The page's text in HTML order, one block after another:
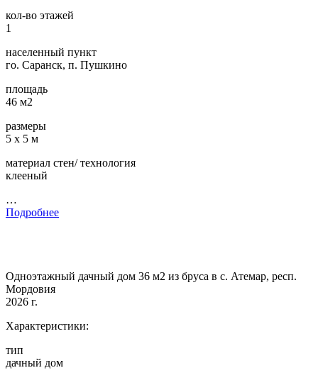
кол-во этажей
1
населенный пункт
го. Саранск, п. Пушкино
площадь
46 м2
размеры
5 х 5 м
материал стен/ технология
клееный
…
Подробнее
Одноэтажный дачный дом 36 м2 из бруса в с. Атемар, респ.
Мордовия
2026 г.
Характеристики:
тип
дачный дом